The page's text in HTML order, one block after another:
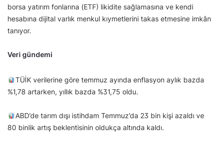
borsa yatırım fonlarına (ETF) likidite sağlamasına ve kendi
hesabına dijital varlık menkul kıymetlerini takas etmesine imkân
tanıyor.
Veri gündemi
TÜİK verilerine göre temmuz ayında enflasyon aylık bazda
%1,78 artarken, yıllık bazda %31,75 oldu.
ABD’de tarım dışı istihdam Temmuz’da 23 bin kişi azaldı ve
80 binlik artış beklentisinin oldukça altında kaldı.